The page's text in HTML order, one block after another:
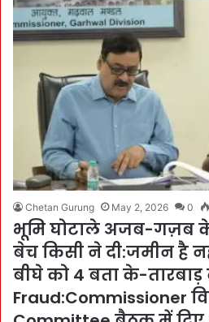
Chetan Gurung May 2, 2026 0
भूमि घोटाले अजब-गज़ब
बेच किसी ने दी:जमीन है
बीघे को 4 बता के-
Fraud:Commissioner